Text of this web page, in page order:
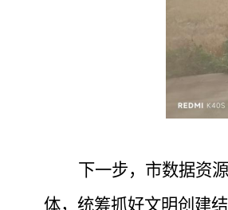
下一步，市数据资
体，统筹抓好文明创建